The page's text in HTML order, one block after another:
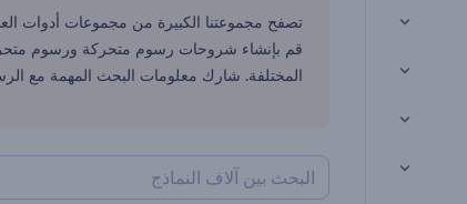
تصفح مجموعتنا الكبيرة من مجموعات أدوات
قم بإنشاء شروحات رسوم متحركة ورسوم
المختلفة. شارك معلومات البحث المهمة مع